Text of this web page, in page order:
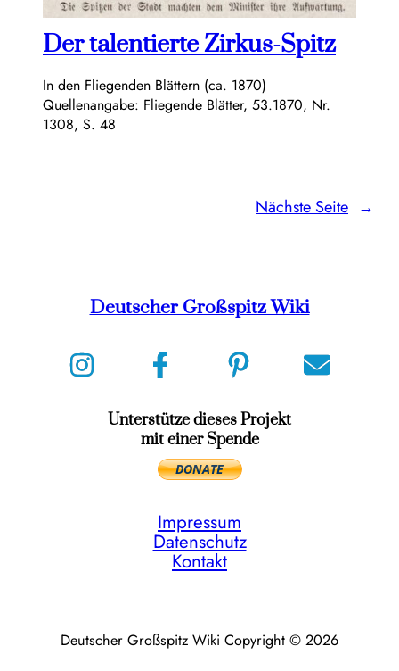
Der talentierte Zirkus-Spitz
In den Fliegenden Blättern (ca. 1870)
Quellenangabe: Fliegende Blätter, 53.1870, Nr.
1308, S. 48
Nächste Seite →
Deutscher Großspitz Wiki
Unterstütze dieses Projekt
mit einer Spende
Impressum
Datenschutz
Kontakt
Deutscher Großspitz Wiki Copyright © 2026